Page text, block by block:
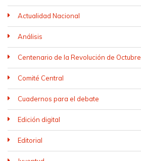
Actualidad Nacional
Análisis
Centenario de la Revolución de Octubre
Comité Central
Cuadernos para el debate
Edición digital
Editorial